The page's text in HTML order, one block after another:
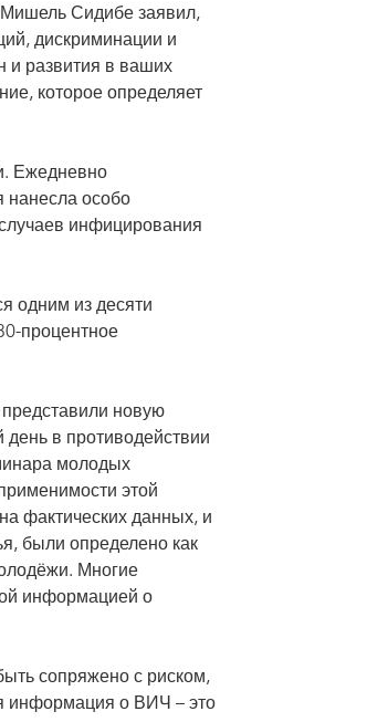
Сидибе заявил,
дискриминации и
и развития в ваших
которое определяет
Ежедневно
особо
инфицирования
одним из десяти
процентное
новую
в противодействии
молодых
этой
фактических данных, и
были определено как
Многие
информацией о
сопряжено с риском,
информация о ВИЧ – это